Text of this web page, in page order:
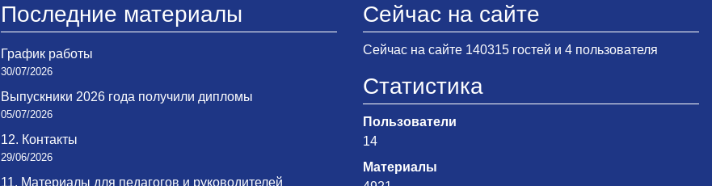
Последние материалы
График работы
30/07/2026
Выпускники 2026 года получили дипломы
05/07/2026
12. Контакты
29/06/2026
11. Материалы для педагогов и руководителей
Сейчас на сайте
Сейчас на сайте 140315 гостей и 4 пользователя
Статистика
Пользователи
14
Материалы